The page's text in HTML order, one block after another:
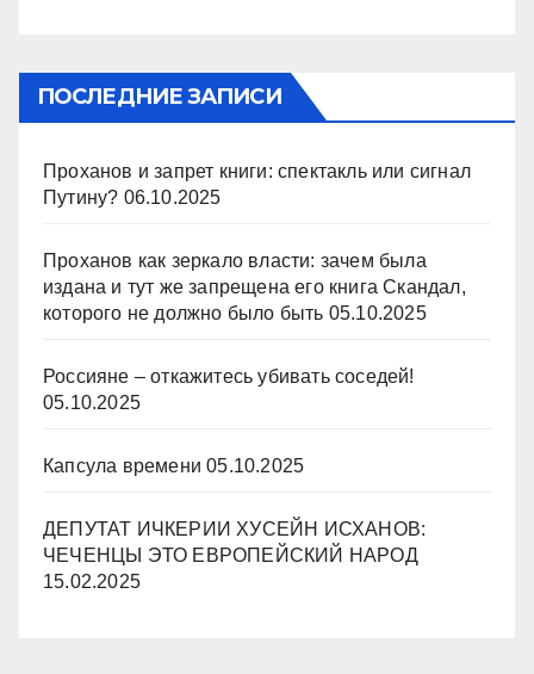
ПОСЛЕДНИЕ ЗАПИСИ
Проханов и запрет книги: спектакль или сигнал
Путину? 06.10.2025
Проханов как зеркало власти: зачем была
издана и тут же запрещена его книга Скандал,
которого не должно было быть 05.10.2025
Россияне – откажитесь убивать соседей!
05.10.2025
Капсула времени 05.10.2025
ДЕПУТАТ ИЧКЕРИИ ХУСЕЙН ИСХАНОВ:
ЧЕЧЕНЦЫ ЭТО ЕВРОПЕЙСКИЙ НАРОД
15.02.2025